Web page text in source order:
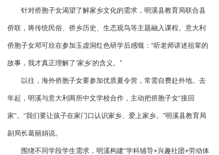
针对侨胞子女渴望了解家乡文化的需求，明溪县教育局联合县
侨联，将传统民俗、侨乡历史、生态观鸟等主题融入课程。意大利
侨胞子女邓可欣在参加玉虚洞红色研学后感慨：“听老师讲述祖辈的
故事，我才真正理解了‘家乡’的含义。”
以往，海外侨胞子女要参加优质夏令营，常需自费赴外地。去
年起，明溪与意大利两所中文学校合作，主动把侨胞子女“接回
家”。“我们要让孩子在家门口认识家乡、爱上家乡。”明溪县教育局
副局长葛丽娟说。
围绕不同学段学生需求，明溪构建“学科辅导+兴趣社团+劳动体